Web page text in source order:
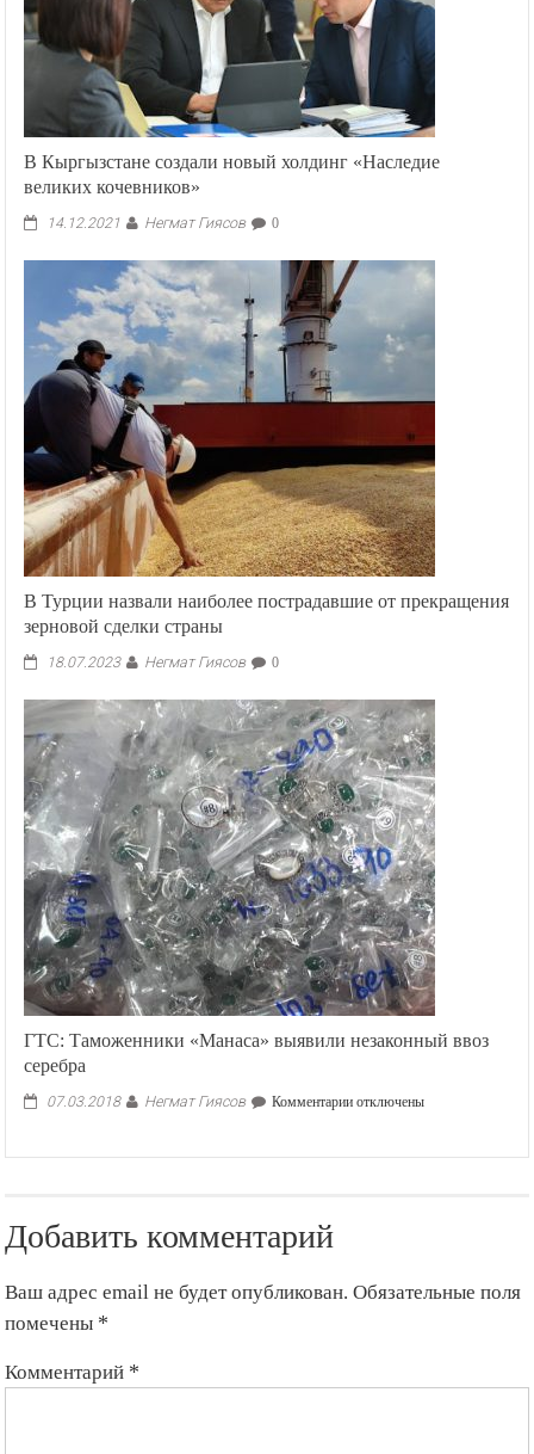
В Кыргызстане создали новый холдинг «Наследие
великих кочевников»
14.12.2021 Негмат Гиясов 0
В Турции назвали наиболее пострадавшие от прекращения
зерновой сделки страны
18.07.2023 Негмат Гиясов 0
ГТС: Таможенники «Манаса» выявили незаконный ввоз
серебра
07.03.2018 Негмат Гиясов Комментариикотключены
Добавить комментарий
Ваш адрес email не будет опубликован. Обязательные поля
помечены *
Комментарий *